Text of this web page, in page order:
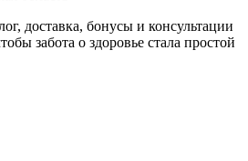
доставка, бонусы и консультации
забота о здоровье стала простой